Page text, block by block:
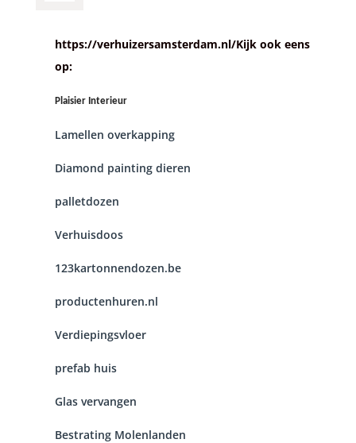
https://verhuizersamsterdam.nl/Kijk ook eens
op:
Plaisier Interieur
Lamellen overkapping
Diamond painting dieren
palletdozen
Verhuisdoos
123kartonnendozen.be
productenhuren.nl
Verdiepingsvloer
prefab huis
Glas vervangen
Bestrating Molenlanden